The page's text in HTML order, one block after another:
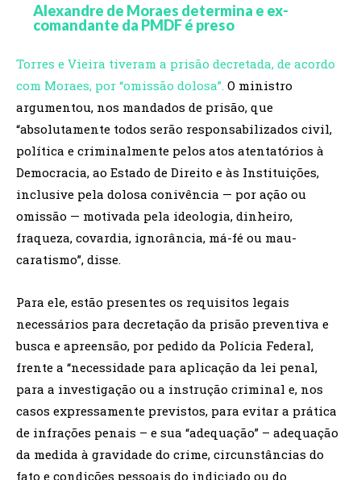
Alexandre de Moraes determina e ex-
comandante da PMDF é preso
Torres e Vieira tiveram a prisão decretada, de acordo
com Moraes, por “omissão dolosa”. O ministro
argumentou, nos mandados de prisão, que
“absolutamente todos serão responsabilizados civil,
política e criminalmente pelos atos atentatórios à
Democracia, ao Estado de Direito e às Instituições,
inclusive pela dolosa conivência — por ação ou
omissão — motivada pela ideologia, dinheiro,
fraqueza, covardia, ignorância, má-fé ou mau-
caratismo”, disse.
Para ele, estão presentes os requisitos legais
necessários para decretação da prisão preventiva e
busca e apreensão, por pedido da Polícia Federal,
frente a “necessidade para aplicação da lei penal,
para a investigação ou a instrução criminal e, nos
casos expressamente previstos, para evitar a prática
de infrações penais – e sua “adequação” – adequação
da medida à gravidade do crime, circunstâncias do
fato e condições pessoais do indiciado ou do